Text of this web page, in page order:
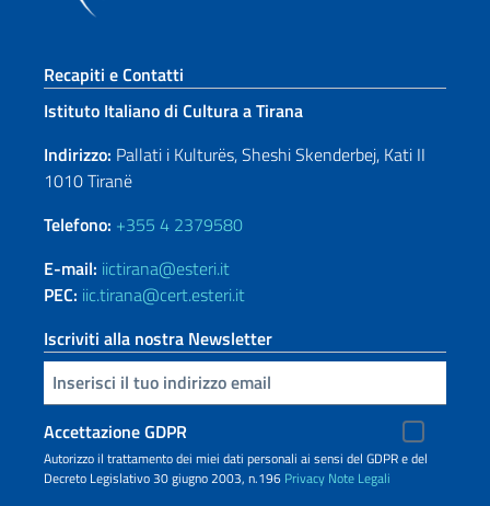
Sezione footer
Recapiti e Contatti
Istituto Italiano di Cultura a Tirana
Indirizzo: Pallati i Kulturës, Sheshi Skenderbej, Kati II
1010 Tiranë
Telefono: +355 4 2379580
E-mail: iictirana@esteri.it
PEC: iic.tirana@cert.esteri.it
Iscriviti alla nostra Newsletter
Inserisci la tua email
Accettazione GDPR
Autorizzo il trattamento dei miei dati personali ai sensi del GDPR e del
Decreto Legislativo 30 giugno 2003, n.196 Privacy Note Legali